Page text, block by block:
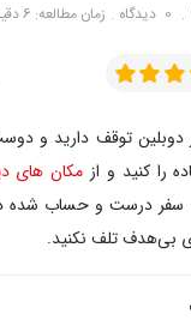
0 دیدگاه زمان مطالعه: 6 دقیقه
ساعت در دوبلین توقف دارید و
را کنید و از مکان های
سفر درست و حساب شده
بی‌هدف تلف نکنید.